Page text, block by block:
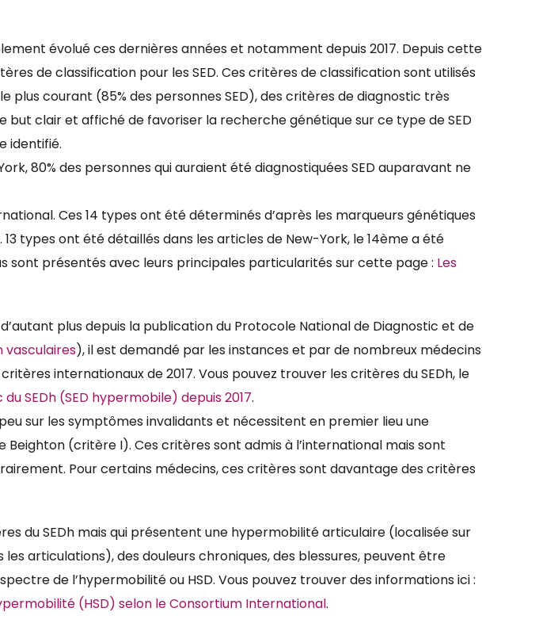
évolué ces dernières années et notamment depuis 2017. Depuis cette
de classification pour les SED. Ces critères de classification sont utilisés
plus courant (85% des personnes SED), des critères de diagnostic très
clair et affiché de favoriser la recherche génétique sur ce type de SED
identifié.
80% des personnes qui auraient été diagnostiquées SED auparavant ne
Ces 14 types ont été déterminés d’après les marqueurs génétiques
types ont été détaillés dans les articles de New-York, le 14ème a été
sont présentés avec leurs principales particularités sur cette page : Les
plus depuis la publication du Protocole National de Diagnostic et de
vasculaires), il est demandé par les instances et par de nombreux médecins
internationaux de 2017. Vous pouvez trouver les critères du SEDh, le
SEDh (SED hypermobile) depuis 2017.
sur les symptômes invalidants et nécessitent en premier lieu une
(critère I). Ces critères sont admis à l’international mais sont
Pour certains médecins, ces critères sont davantage des critères
du SEDh mais qui présentent une hypermobilité articulaire (localisée sur
articulations), des douleurs chroniques, des blessures, peuvent être
de l’hypermobilité ou HSD. Vous pouvez trouver des informations ici :
(HSD) selon le Consortium International.